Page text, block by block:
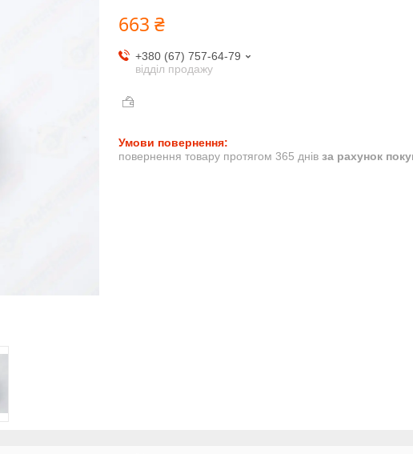
663 ₴
+380 (67) 757-64-79
відділ продажу
повернення товару протягом 365 днів за рахунок